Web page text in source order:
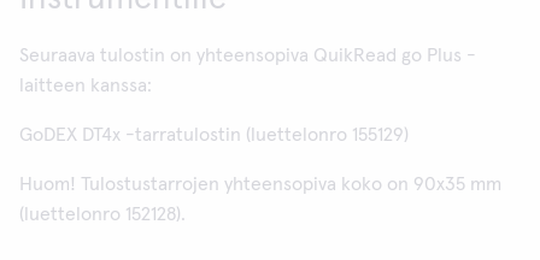
Seuraava tulostin on yhteensopiva QuikRead go Plus -
laitteen kanssa:
GoDEX DT4x -tarratulostin (luettelonro 155129)
Huom! Tulostustarrojen yhteensopiva koko on 90x35 mm
(luettelonro 152128).